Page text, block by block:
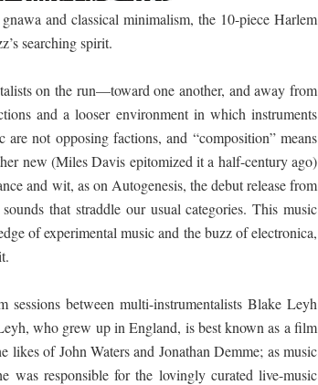
and classical minimalism, the 10-piece Harlem
searching spirit.
on the run—toward one another, and away from
and a looser environment in which instruments
are not opposing factions, and “composition” means
new (Miles Davis epitomized it a half-century ago)
and wit, as on Autogenesis, the debut release from
that straddle our usual categories. This music
of experimental music and the buzz of electronica,
sessions between multi-instrumentalists Blake Leyh
who grew up in England, is best known as a film
of John Waters and Jonathan Demme; as music
was responsible for the lovingly curated live-music